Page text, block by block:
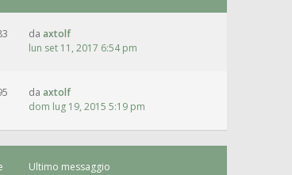
da axtolf
lun set 11, 2017 6:54 pm
da axtolf
dom lug 19, 2015 5:19 pm
Ultimo messaggio